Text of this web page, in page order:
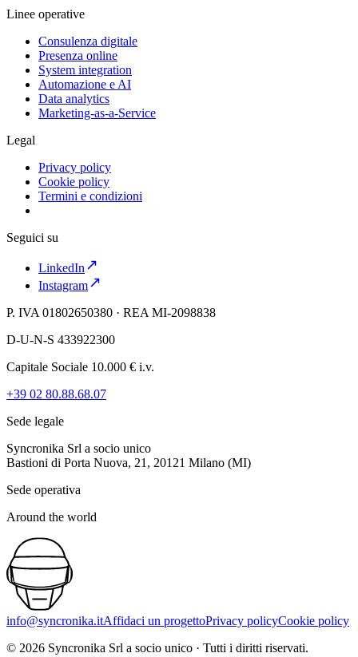
Linee operative
Consulenza digitale
Presenza online
System integration
Automazione e AI
Data analytics
Marketing-as-a-Service
Legal
Privacy policy
Cookie policy
Termini e condizioni
Seguici su
LinkedIn
Instagram
P. IVA 01802650380 · REA MI-2098838
D-U-N-S 433922300
Capitale Sociale 10.000 € i.v.
+39 02 80.88.68.07
Sede legale
Syncronika Srl a socio unico
Bastioni di Porta Nuova, 21, 20121 Milano (MI)
Sede operativa
Around the world
info@syncronika.itAffidaci un progettoPrivacy policyCookie policy
© 2026 Syncronika Srl a socio unico · Tutti i diritti riservati.